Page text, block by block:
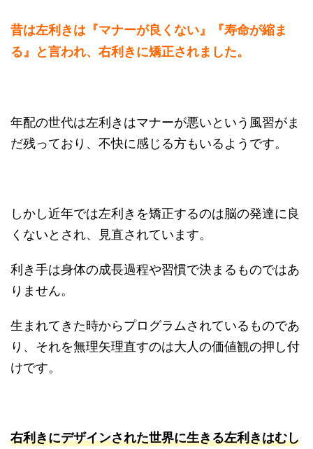
昔は左利きは『マナーが良くない』『寿命が縮ま
る』と言われ、右利きに矯正されました。
年配の世代は左利きはマナーが悪いという風習がま
だ残っており、不快に感じる方もいるようです。
しかし近年では左利きを矯正するのは脳の発達に良
くないとされ、見直されています。
利き手は身体の成長過程や習慣で決まるものではあ
りません。
生まれてきた時からプログラムされているものであ
り、それを無理矢理直すのは大人の価値観の押し付
けです。
右利きにデザインされた世界に生きる左利きはむし